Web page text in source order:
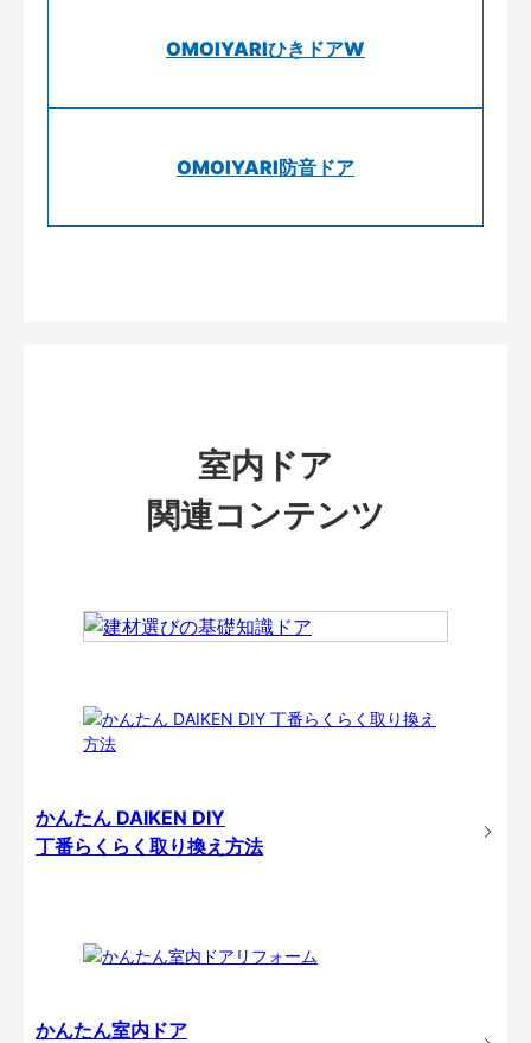
OMOIYARIひきドアW
OMOIYARI防音ドア
室内ドア
関連コンテンツ
かんたん DAIKEN DIY
丁番らくらく取り換え方法
かんたん室内ドア